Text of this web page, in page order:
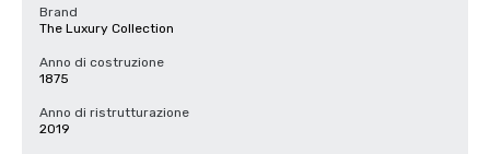
Brand
The Luxury Collection
Anno di costruzione
1875
Anno di ristrutturazione
2019